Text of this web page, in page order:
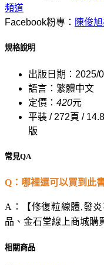
頻道
Facebook粉專： 陳俊
規格說明
出版日期：2025/
語言：繁體中文
定價： 420元
平裝 / 272頁 /
版
常見QA
Q ：哪裡還可以買到此
A ：【修復粒線體,發
品、金石堂線上商城購
相關商品